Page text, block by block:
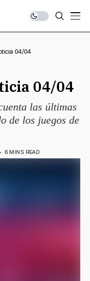
04/04
04/04
las últimas
de los juegos de
6 MINS READ